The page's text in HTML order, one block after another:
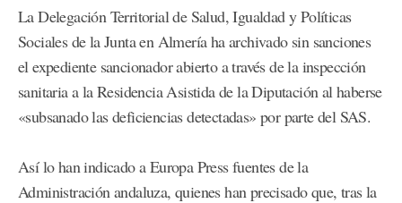
La Delegación Territorial de Salud, Igualdad y Políticas
Sociales de la Junta en Almería ha archivado sin sanciones
el expediente sancionador abierto a través de la inspección
sanitaria a la Residencia Asistida de la Diputación al haberse
«subsanado las deficiencias detectadas» por parte del SAS.
Así lo han indicado a Europa Press fuentes de la
Administración andaluza, quienes han precisado que, tras la